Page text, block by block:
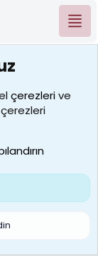
çerezlerive